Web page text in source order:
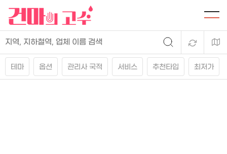
테마 옵션 관리사 국적 서비스 추천타입 최저가